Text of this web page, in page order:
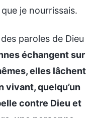
je nourrissais.
paroles de Dieu
échangent sur
elles lâchent
vivant, quelqu’un
contre Dieu et